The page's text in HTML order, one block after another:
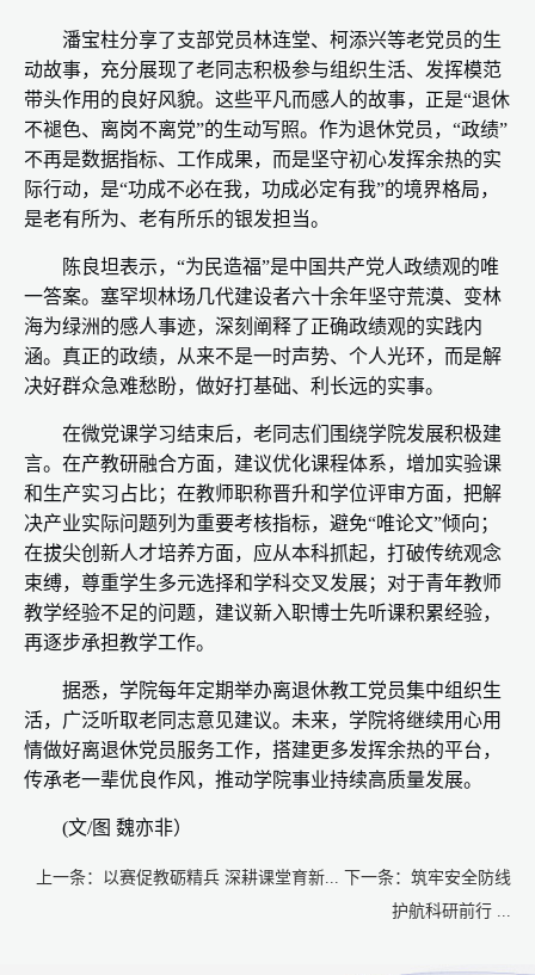
潘宝柱分享了支部党员林连堂、柯添兴等老党员的生
动故事，充分展现了老同志积极参与组织生活、发挥模范
带头作用的良好风貌。这些平凡而感人的故事，正是“退休
不褪色、离岗不离党”的生动写照。作为退休党员，“政绩”
不再是数据指标、工作成果，而是坚守初心发挥余热的实
际行动，是“功成不必在我，功成必定有我”的境界格局，
是老有所为、老有所乐的银发担当。
陈良坦表示，“为民造福”是中国共产党人政绩观的唯
一答案。塞罕坝林场几代建设者六十余年坚守荒漠、变林
海为绿洲的感人事迹，深刻阐释了正确政绩观的实践内
涵。真正的政绩，从来不是一时声势、个人光环，而是解
决好群众急难愁盼，做好打基础、利长远的实事。
在微党课学习结束后，老同志们围绕学院发展积极建
言。在产教研融合方面，建议优化课程体系，增加实验课
和生产实习占比；在教师职称晋升和学位评审方面，把解
决产业实际问题列为重要考核指标，避免“唯论文”倾向；
在拔尖创新人才培养方面，应从本科抓起，打破传统观念
束缚，尊重学生多元选择和学科交叉发展；对于青年教师
教学经验不足的问题，建议新入职博士先听课积累经验，
再逐步承担教学工作。
据悉，学院每年定期举办离退休教工党员集中组织生
活，广泛听取老同志意见建议。未来，学院将继续用心用
情做好离退休党员服务工作，搭建更多发挥余热的平台，
传承老一辈优良作风，推动学院事业持续高质量发展。
(文/图 魏亦非）
上一条： 以赛促教砺精兵 深耕课堂育新... 下一条： 筑牢安全防线
护航科研前行 ...